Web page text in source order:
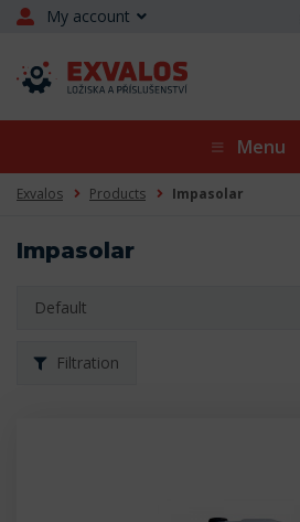
My account
Menu
Exvalos Products Impasolar
Impasolar
Default
Filtration